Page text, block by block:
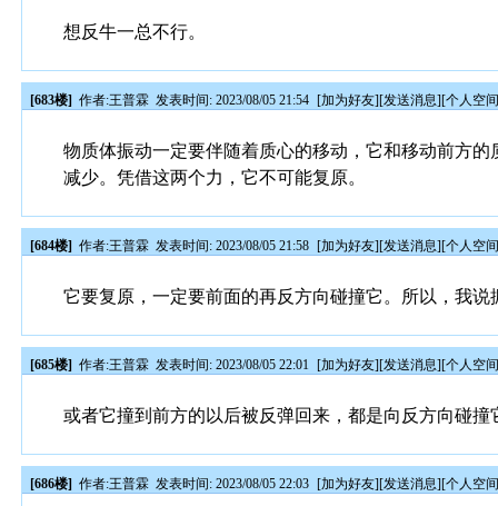
想反牛一总不行。
[683楼] 作者:王普霖 发表时间: 2023/08/05 21:54 [加为好友][发送消息][个人空
物质体振动一定要伴随着质心的移动，它和移动前方
减少。凭借这两个力，它不可能复原。
[684楼] 作者:王普霖 发表时间: 2023/08/05 21:58 [加为好友][发送消息][个人空
它要复原，一定要前面的再反方向碰撞它。所以，我
[685楼] 作者:王普霖 发表时间: 2023/08/05 22:01 [加为好友][发送消息][个人空
或者它撞到前方的以后被反弹回来，都是向反方向碰撞
[686楼] 作者:王普霖 发表时间: 2023/08/05 22:03 [加为好友][发送消息][个人空